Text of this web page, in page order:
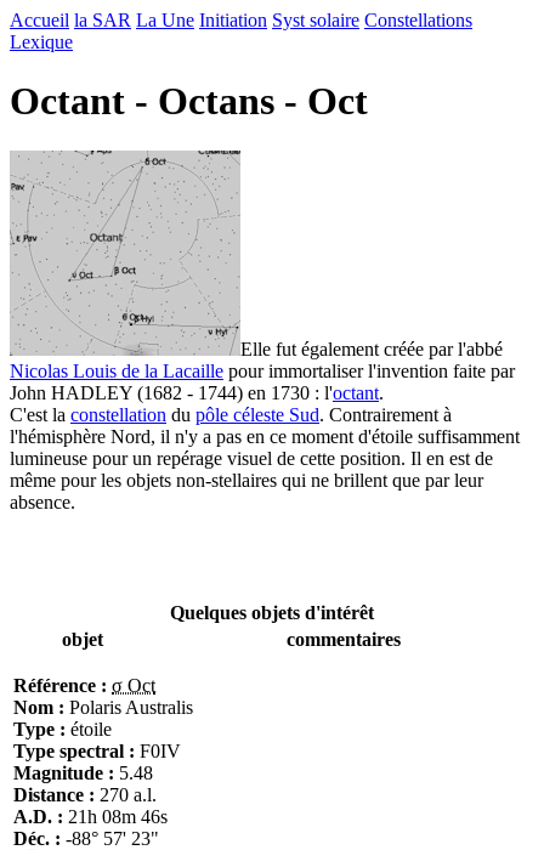
Accueil la SAR La Une Initiation Syst solaire Constellations
Lexique
Octant - Octans - Oct
Elle fut également créée par l'abbé
Nicolas Louis de la Lacaille pour immortaliser l'invention faite par
John HADLEY (1682 - 1744) en 1730 : l'octant.
C'est la constellation du pôle céleste Sud. Contrairement à
l'hémisphère Nord, il n'y a pas en ce moment d'étoile suffisamment
lumineuse pour un repérage visuel de cette position. Il en est de
même pour les objets non-stellaires qui ne brillent que par leur
absence.
Quelques objets d'intérêt
objet
commentaires
Référence : σ Oct
Nom : Polaris Australis
Type : étoile
Type spectral : F0IV
Magnitude : 5.48
Distance : 270 a.l.
A.D. : 21h 08m 46s
Déc. : -88° 57' 23"